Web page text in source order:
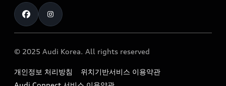
The new Audi A6 Taste Drive 이벤트
내비게이션 데이터 다운로드
아우디 영상 매뉴얼
Formula 1
Audi Story
아우디코리아 소식
아우디코리아 소개
통신판매업신고번호 : 2024-서울종로-1079
대표자명 : 틸 셰어
딩)
이메일 : audi_m@audi-ccc.co.kr
© 2025 Audi Korea. All rights reserved
개인정보 처리방침
위치기반서비스 이용약관